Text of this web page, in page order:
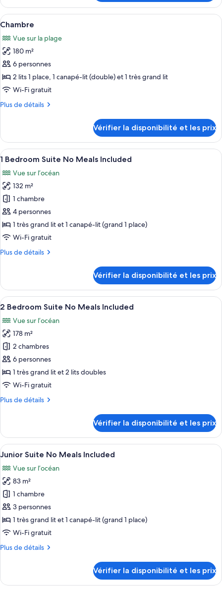
le
type
de
Chambre
Afficher
toutes
les
photos
pour
ce
type
chambre :
Literie de qualité supérieure, couette
5
Chambre
Vue sur la plage
180 m²
6 personnes
2 lits 1 place, 1 canapé-lit (double) et 1 très grand lit
Wi-Fi gratuit
Plus de détails
Plus
le
type
de
Chambre
Vérifier la disponibilité et les prix
Afficher
toutes
les
photos
pour
ce
type
de
chambre :
1
No
Meals
Included
Une chambre d’hôtel comprenant
12
1 Bedroom Suite No Meals Included
Vue sur l’océan
132 m²
1 chambre
4 personnes
1 très grand lit et 1 canapé-lit (grand 1 place)
Wi-Fi gratuit
Plus de détails
Plus
le
type
de
Bedroom
Suite
No
Meals
Included
Vérifier la disponibilité et les prix
Afficher
toutes
les
photos
pour
ce
type
de
chambre :
2
No
Meals
Included
Une chambre d’hôtel avec un
16
2 Bedroom Suite No Meals Included
Vue sur l’océan
178 m²
2 chambres
6 personnes
1 très grand lit et 2 lits doubles
Wi-Fi gratuit
Plus de détails
Plus
le
type
de
2
Bedroom
Suite
No
Meals
Included
Vérifier la disponibilité et les prix
Afficher
toutes
les
photos
pour
ce
type
de
chambre :
Junior
Meals
Une chambre d’hôtel avec un
14
Junior Suite No Meals Included
Vue sur l’océan
83 m²
1 chambre
3 personnes
1 très grand lit et 1 canapé-lit (grand 1 place)
Wi-Fi gratuit
Plus de détails
Plus
le
Vérifier la disponibilité et les prix